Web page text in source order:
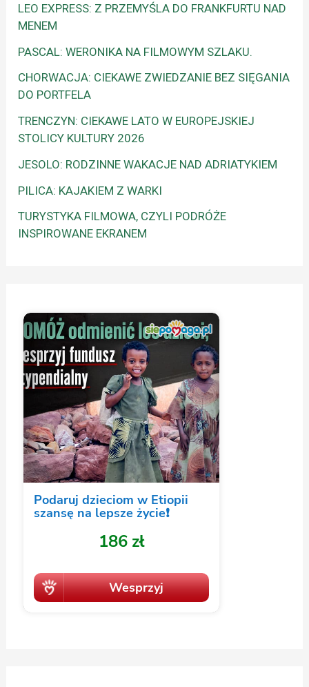
LEO EXPRESS: Z PRZEMYŚLA DO FRANKFURTU NAD
MENEM
PASCAL: WERONIKA NA FILMOWYM SZLAKU.
CHORWACJA: CIEKAWE ZWIEDZANIE BEZ SIĘGANIA
DO PORTFELA
TRENCZYN: CIEKAWE LATO W EUROPEJSKIEJ
STOLICY KULTURY 2026
JESOLO: RODZINNE WAKACJE NAD ADRIATYKIEM
PILICA: KAJAKIEM Z WARKI
TURYSTYKA FILMOWA, CZYLI PODRÓŻE
INSPIROWANE EKRANEM